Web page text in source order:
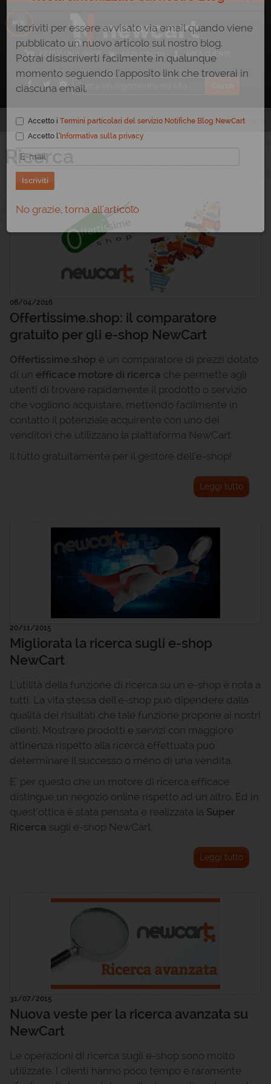
ATTIVA UN E-SHOP 0823 1765307
Home / Blog / Tag / ricerca
Ricerca
08/04/2016
Offertissime.shop: il comparatore
gratuito per gli e-shop NewCart
Offertissime.shop è un comparatore di prezzi dotato
di un efficace motore di ricerca che permette agli
utenti di trovare rapidamente il prodotto o servizio
che vogliono acquistare, mettendo facilmente in
contatto il potenziale acquirente con uno dei
venditori che utilizzano la piattaforma NewCart.
Il tutto gratuitamente per il gestore dell'e-shop!
Leggi tutto
20/11/2015
Migliorata la ricerca sugli e-shop
NewCart
L'utilità della funzione di ricerca su un e-shop è nota a
tutti. La vita stessa dell'e-shop può dipendere dalla
qualità dei risultati che tale funzione propone ai nostri
clienti. Mostrare prodotti e servizi con maggiore
attinenza rispetto alla ricerca effettuata può
determinare il successo o meno di una vendita.
E' per questo che un motore di ricerca efficace
distingue un negozio online rispetto ad un altro. Ed in
quest'ottica è stata pensata e realizzata la Super
Ricerca sugli e-shop NewCart.
Leggi tutto
31/07/2015
Nuova veste per la ricerca avanzata su
NewCart
Le operazioni di ricerca sugli e-shop sono molto
utilizzate. I clienti hanno poco tempo e raramente
×
Resta sintonizzato sul nostro Blog
Iscriviti per essere avvisato via email quando viene
pubblicato un nuovo articolo sul nostro blog.
Potrai disiscriverti facilmente in qualunque
Accetto iTermini particolari del servizio Notifiche Blog NewCart
Accetto l'
Iscriviti
No grazie, torna all'articolo